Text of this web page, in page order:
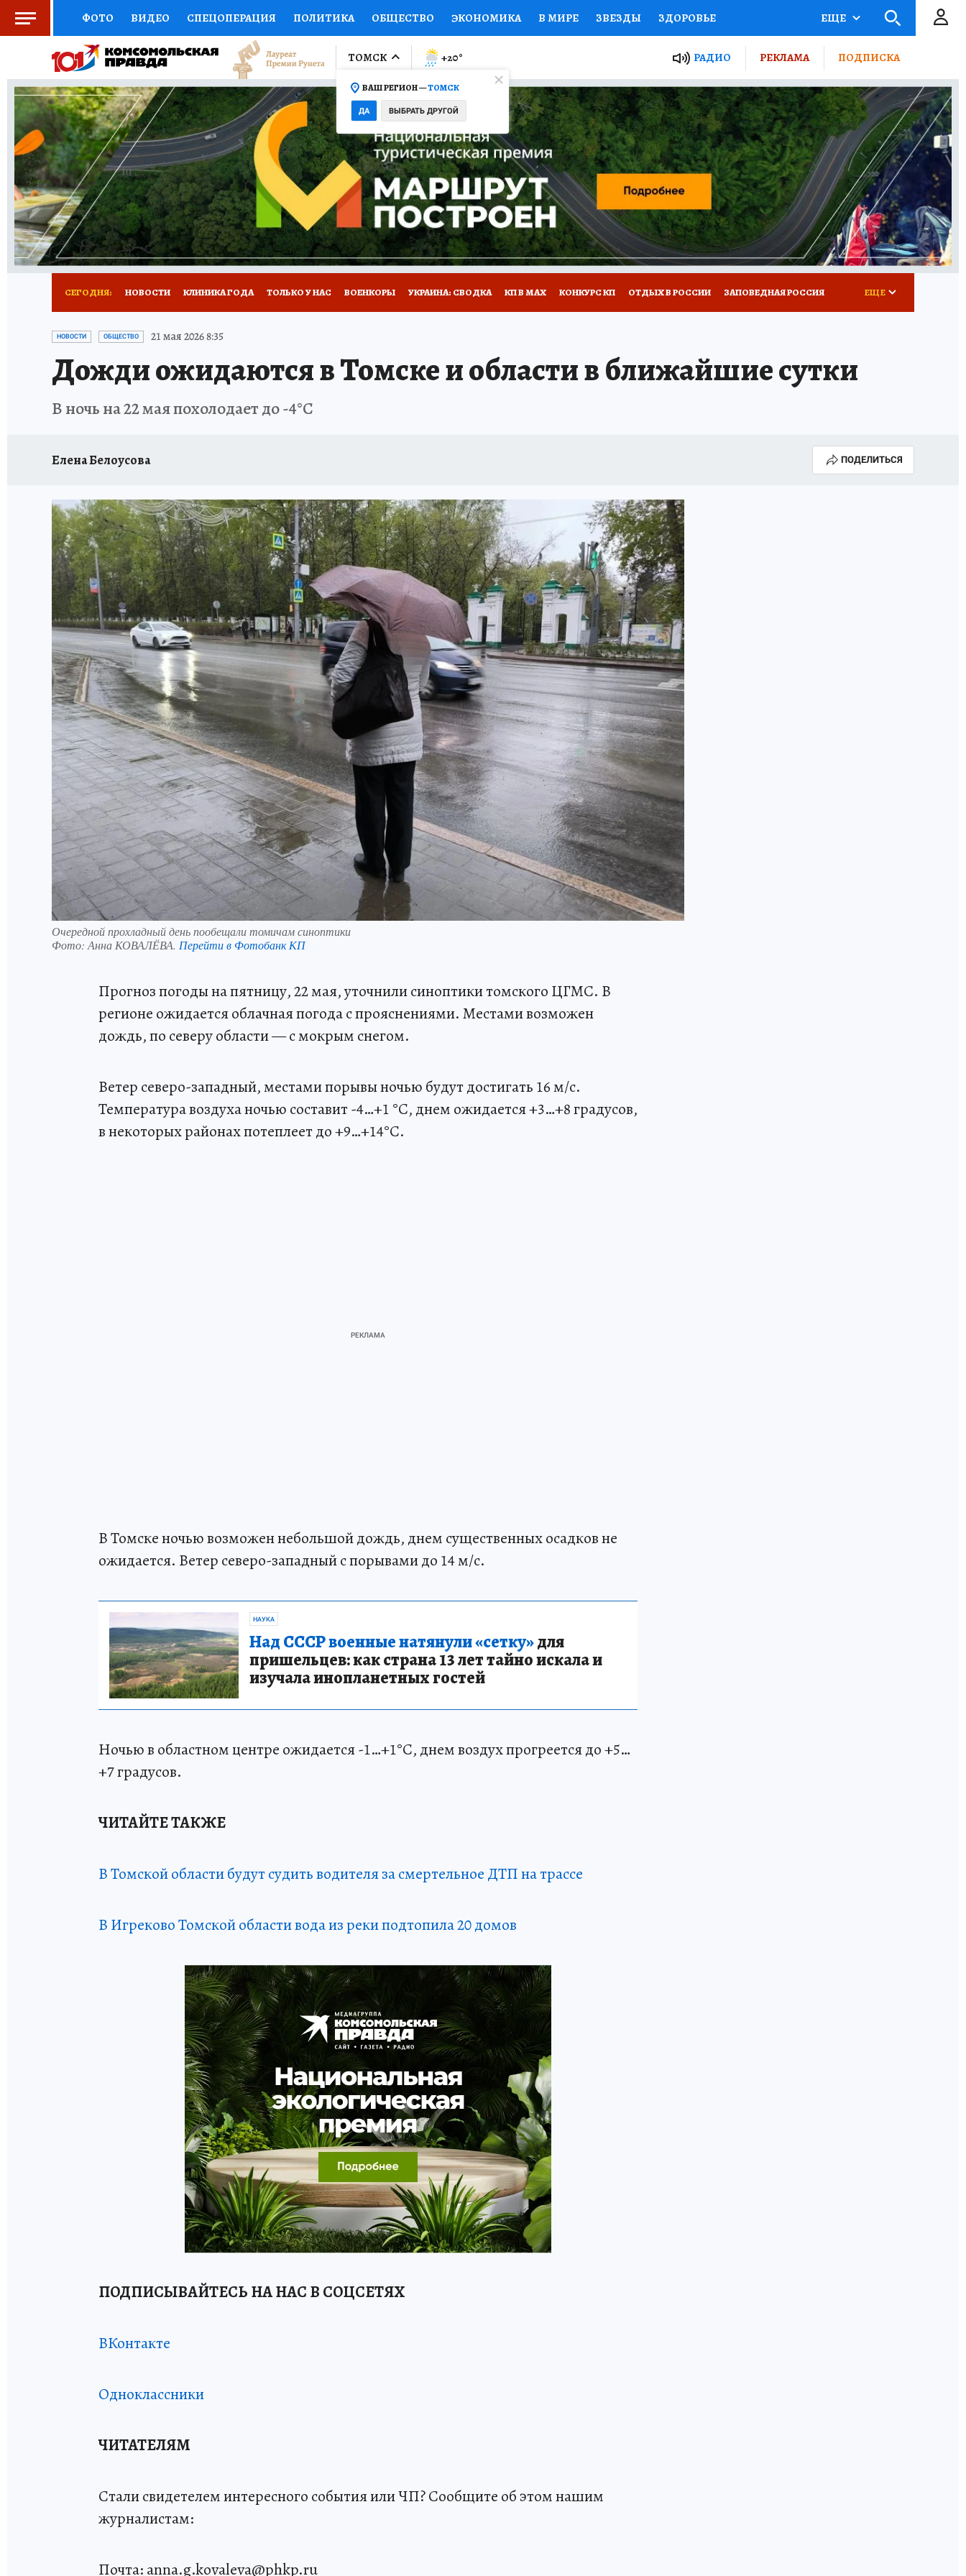
ФОТО ВИДЕО СПЕЦОПЕРАЦИЯ ПОЛИТИКА ОБЩЕСТВО ЭКОНОМИКА В МИРЕ ЗВЕЗДЫ ЗДОРОВЬЕ
СОЦПОДДЕРЖКА НАУКА СПОРТ КОЛУМНИСТЫ ПРОИСШЕСТВИЯ НАЦИОНАЛЬНЫЕ ПРОЕКТЫ РОССИИ
ВЫБОР ЭКСПЕРТОВ ДОКТОР ФИНАНСЫ ОТКРЫВАЕМ МИР Я ЗНАЮ СЕМЬЯ ЖЕНСКИЕ СЕКРЕТЫ ПУТЕВОДИТЕЛЬ
КНИЖНАЯ ПОЛКА ПРОГНОЗЫ НА СПОРТ ПРОМОКОДЫ СЕРИАЛЫ СПЕЦПРОЕКТЫ ДЕФИЦИТ ЖЕЛЕЗА ТУРИЗМ
ПРЕСС-ЦЕНТР НЕДВИЖИМОСТЬ ТЕЛЕВИЗОР КОЛЛЕКЦИИ КОНКУРСЫ РАБОТА У НАС ГИД ПОТРЕБИТЕЛЯ ВСЕ О КП
РАДИО КП РЕКЛАМА ТЕСТЫ НОВОЕ НА САЙТЕ
ЕЩЕ
ТОМСК
ВАШ РЕГИОН —ТОМСК
ДА ВЫБРАТЬ ДРУГОЙ
+20° РАДИО РЕКЛАМА ПОДПИСКА
СЕГОДНЯ: НОВОСТИ КЛИНИКА ГОДА ТОЛЬКО У НАС ВОЕНКОРЫ УКРАИНА: СВОДКА КП В МАХ КОНКУРС КП ОТДЫХ В РОССИИ ЗАПОВЕДНАЯ РОССИЯ
ПРОИСШЕСТВИЯ АФИША
ЕЩЕ
НОВОСТИ ОБЩЕСТВО 21 мая 2026 8:35
Дожди ожидаются в Томске и области в ближайшие сутки
В ночь на 22 мая похолодает до -4°С
Елена Белоусова ПОДЕЛИТЬСЯ
Очередной прохладный день пообещали томичам синоптики
Фото: Анна КОВАЛЁВА. Перейти в Фотобанк КП
Прогноз погоды на пятницу, 22 мая, уточнили синоптики томского ЦГМС. В
регионе ожидается облачная погода с прояснениями. Местами возможен
дождь, по северу области — с мокрым снегом.
Ветер северо-западный, местами порывы ночью будут достигать 16 м/с.
Температура воздуха ночью составит -4…+1 °С, днем ожидается +3…+8 градусов,
в некоторых районах потеплеет до +9…+14°С.
В Томске ночью возможен небольшой дождь, днем существенных осадков не
ожидается. Ветер северо-западный с порывами до 14 м/с.
НАУКА
Над СССР военные натянули «сетку»для
пришельцев: как страна 13 лет тайно искала и
изучала инопланетных гостей
Ночью в областном центре ожидается -1…+1°С, днем воздух прогреется до +5…
+7 градусов.
ЧИТАЙТЕ ТАКЖЕ
В Томской области будут судить водителя за смертельное ДТП на трассе
В Игреково Томской области вода из реки подтопила 20 домов
ПОДПИСЫВАЙТЕСЬ НА НАС В СОЦСЕТЯХ
ВКонтакте
Одноклассники
ЧИТАТЕЛЯМ
Стали свидетелем интересного события или ЧП? Сообщите об этом нашим
журналистам:
Почта: anna.g.kovaleva@phkp.ru